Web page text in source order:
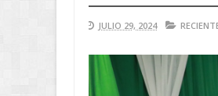
JULIO 29, 2024